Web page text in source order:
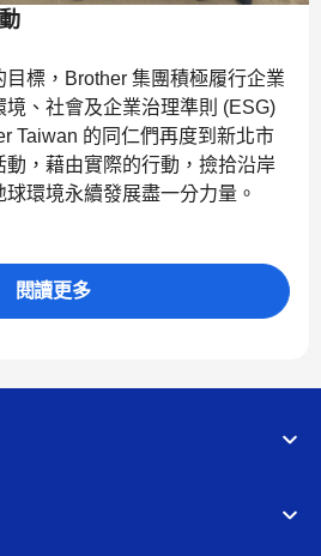
標，Brother 集團積極履行企業
、社會及企業治理準則 (ESG)
Taiwan 的同仁們再度到新北市
動，藉由實際的行動，撿拾沿岸
環境永續發展盡一分力量。
閱讀更多